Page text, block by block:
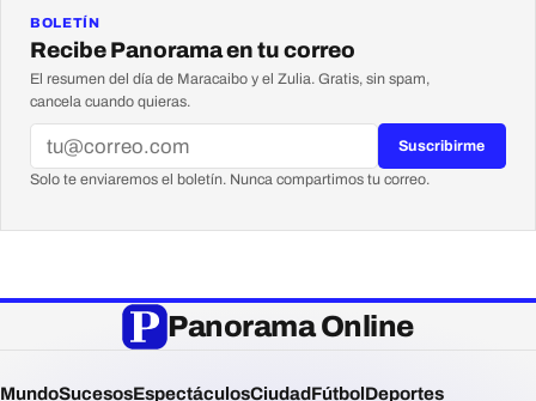
BOLETÍN
Recibe Panorama en tu correo
El resumen del día de Maracaibo y el Zulia. Gratis, sin spam,
cancela cuando quieras.
Suscribirme
Solo te enviaremos el boletín. Nunca compartimos tu correo.
Panorama Online
MundoSucesosEspectáculosCiudadFútbol Deportes